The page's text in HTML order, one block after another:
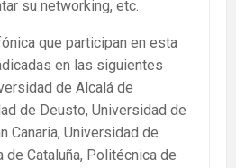
su networking, etc.
que participan en esta
en las siguientes
de Alcalá de
de Deusto, Universidad de
Canaria, Universidad de
Cataluña, Politécnica de